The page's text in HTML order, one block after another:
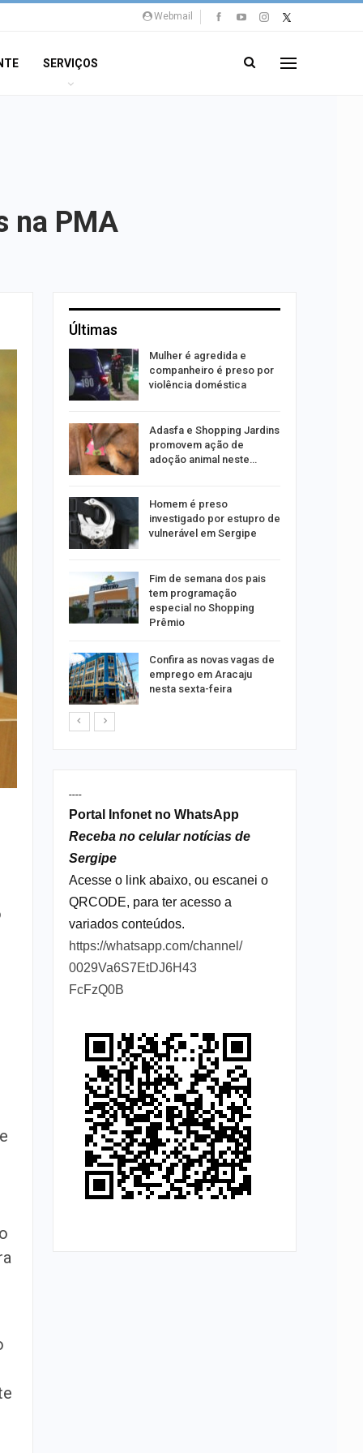
Webmail
SERVIÇOS
na PMA
Últimas
radares
fios
2025,
Mulher é agredida e
companheiro é preso por
violência doméstica
Adasfa e Shopping Jardins
promovem ação de
adoção animal neste…
Homem é preso
investigado por estupro de
vulnerável em Sergipe
Fim de semana dos pais
tem programação
especial no Shopping
Prêmio
Confira as novas vagas de
emprego em Aracaju
nesta sexta-feira
----
Portal Infonet no WhatsApp
Receba no celular notícias de
Sergipe
Acesse o link abaixo, ou escanei o
QRCODE, para ter acesso a
variados conteúdos.
https://whatsapp.com/channel/
0029Va6S7EtDJ6H43
FcFzQ0B